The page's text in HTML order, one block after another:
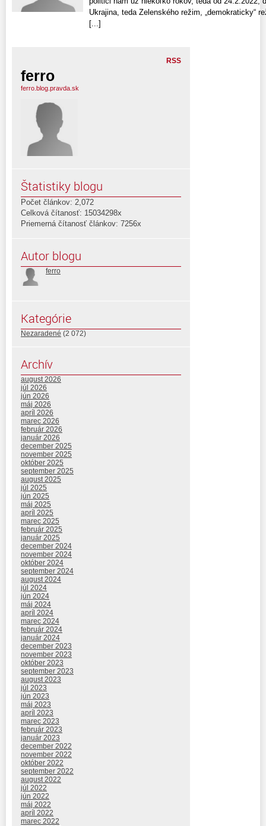
Ukrajina, teda Zelenského režim, „demokraticky“
[...]
RSS
ferro
ferro.blog.pravda.sk
Štatistiky blogu
Počet článkov: 2,072
Celková čítanosť: 15034298x
Priemerná čítanosť článkov: 7256x
Autor blogu
ferro
Kategórie
Nezaradené (2 072)
Archív
august 2026
júl 2026
jún 2026
máj 2026
apríl 2026
marec 2026
február 2026
január 2026
december 2025
november 2025
október 2025
september 2025
august 2025
júl 2025
jún 2025
máj 2025
apríl 2025
marec 2025
február 2025
január 2025
december 2024
november 2024
október 2024
september 2024
august 2024
júl 2024
jún 2024
máj 2024
apríl 2024
marec 2024
február 2024
január 2024
december 2023
november 2023
október 2023
september 2023
august 2023
júl 2023
jún 2023
máj 2023
apríl 2023
marec 2023
február 2023
január 2023
december 2022
november 2022
október 2022
september 2022
august 2022
júl 2022
jún 2022
máj 2022
apríl 2022
marec 2022